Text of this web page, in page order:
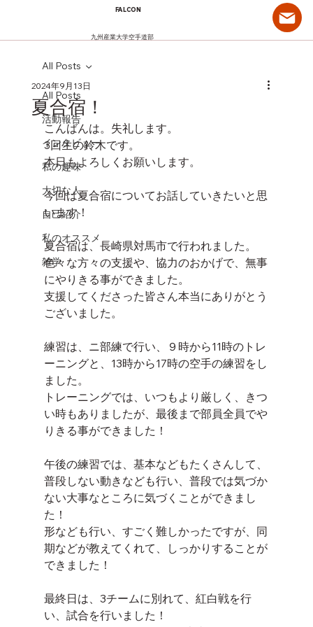
FALCON
九州産業大学空手道部
All Posts
活動報告
インタビュー
私の趣味
大切な人
自己紹介
私のオススメ
雑学
All Posts
夏合宿！
2024年9月13日
こんばんは。失礼します。
3回生の鈴木です。
本日もよろしくお願いします。
今回は夏合宿についてお話していきたいと思
います！
夏合宿は、長崎県対馬市で行われました。
色々な方々の支援や、協力のおかげで、無事
にやりきる事ができました。
支援してくださった皆さん本当にありがとう
ございました。
練習は、ニ部練で行い、９時から11時のトレ
ーニングと、13時から17時の空手の練習をし
ました。
トレーニングでは、いつもより厳しく、きつ
い時もありましたが、最後まで部員全員でや
りきる事ができました！
午後の練習では、基本などもたくさんして、
普段しない動きなども行い、普段では気づか
ない大事なところに気づくことができまし
た！
形なども行い、すごく難しかったですが、同
期などが教えてくれて、しっかりすることが
できました！
最終日は、3チームに別れて、紅白戦を行
い、試合を行いました！